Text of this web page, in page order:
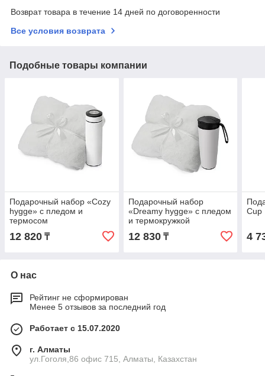
Возврат товара в течение 14 дней по договоренности
Все условия возврата
Подобные товары компании
Подарочный набор «Cozy
hygge» с пледом и
термосом
12 820 ₸
Подарочный набор
«Dreamy hygge» с пледом
и термокружкой
12 830₸
Cup
4
О нас
Рейтинг не сформирован
Менее 5 отзывов за последний год
Работает с 15.07.2020
г. Алматы
ул.Гоголя,86 офис 715, Алматы, Казахстан